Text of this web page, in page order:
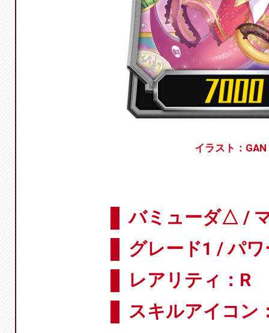
イラスト：GAN
バミューダ△ /
グレード1 / パ
レアリティ：R
スキルアイコン